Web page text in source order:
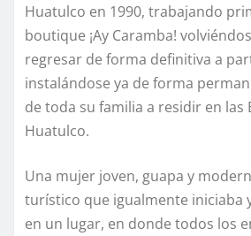
Huatulco en 1990, trabajando
boutique ¡Ay Caramba!
regresar de forma definitiva a
instalándose ya de forma
de toda su familia a residir en las
Huatulco.
Una mujer joven, guapa y
turístico que igualmente iniciaba
en un lugar, en donde todos los